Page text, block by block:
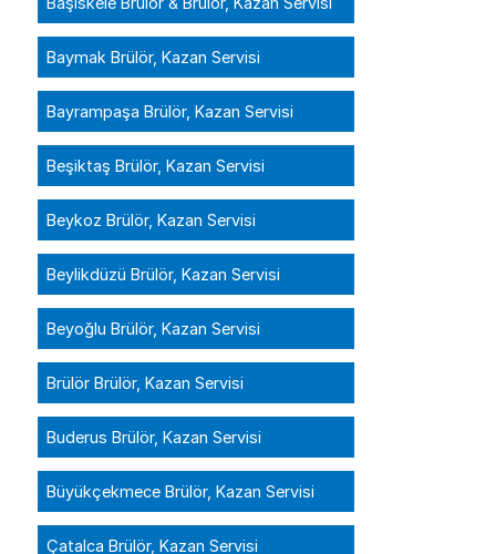
Baymak Brülör, Kazan Servisi
Bayrampaşa Brülör, Kazan Servisi
Beşiktaş Brülör, Kazan Servisi
Beykoz Brülör, Kazan Servisi
Beylikdüzü Brülör, Kazan Servisi
Beyoğlu Brülör, Kazan Servisi
Brülör Brülör, Kazan Servisi
Buderus Brülör, Kazan Servisi
Büyükçekmece Brülör, Kazan Servisi
Çatalca Brülör, Kazan Servisi